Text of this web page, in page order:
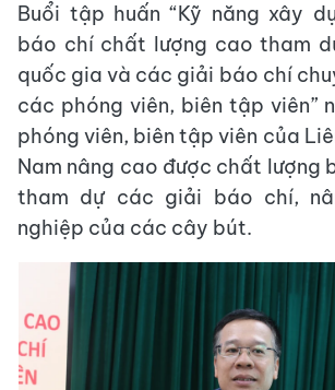
Buổi tập huấn “Kỹ năng xây
báo chí chất lượng cao tham
quốc gia và các giải báo chí
các phóng viên, biên tập viên”
phóng viên, biên tập viên của
Nam nâng cao được chất lượng
tham dự các giải báo chí,
nghiệp của các cây bút.